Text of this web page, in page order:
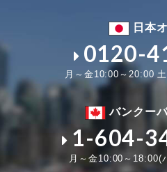
日本
0120-
月～金10:00～20:00
バンクー
1-604-
月～金10:00～18:00(